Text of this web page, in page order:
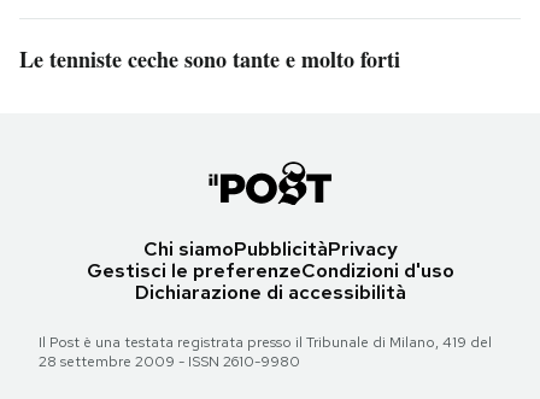
Le tenniste ceche sono tante e molto forti
Chi siamoPubblicitàPrivacy
Gestisci le preferenzeCondizioni d'uso
Dichiarazione di accessibilità
Il Post è una testata registrata presso il Tribunale di Milano, 419 del
28 settembre 2009 - ISSN 2610-9980